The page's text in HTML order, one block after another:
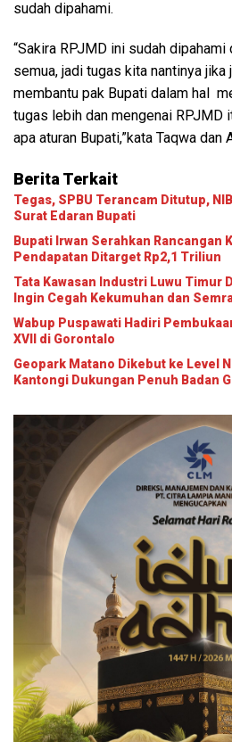
sudah dipahami.
“Sakira RPJMD ini sudah
semua, jadi tugas kita nantinya jika
membantu pak Bupati dalam hal
tugas lebih dan mengenai RPJMD
apa aturan Bupati,”kata Taqwa dan
Berita Terkait
Tegas, SPBU Terancam Ditutup,
Surat Edaran Bupati
Bupati Irwan Serahkan Rancangan
Pendapatan Ditarget Rp2,1 Triliun
Tata Kawasan Industri Luwu Timur
Ingin Cegah Kekumuhan dan
Wabup Puspawati Hadiri
XVII di Gorontalo
Geopark Matano Dikebut ke Level
Kantongi Dukungan Penuh Badan